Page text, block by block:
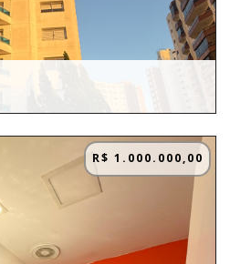
R$ 1.000.000,00